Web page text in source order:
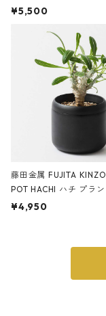
サンドカラー 石調
¥5,500
藤田金属 FUJITA
POT HACHI ハチ プラン
ト 3号 ブラック
¥4,950